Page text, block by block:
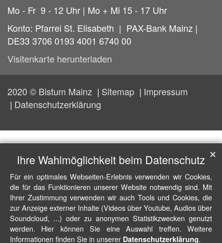
Mo - Fr 9 - 12 Uhr | Mo + Mi 15 - 17 Uhr
Konto: Pfarrei St. Elisabeth | PAX-Bank Mainz |
DE33 3706 0193 4001 6740 00
Visitenkarte herunterladen
2020 © Bistum Mainz Sitemap
Impressum
Datenschutzerklärung
Ihre Wahlmöglichkeit beim Datenschutz
Für ein optimales Webseiten-Erlebnis verwenden wir Cookies,
die für das Funktionieren unserer Website notwendig sind. Mit
Ihrer Zustimmung verwenden wir auch Tools und Cookies, die
zur Anzeige externer Inhalte (Videos über Youtube, Audios über
Soundcloud, ...) oder zu anonymen Statistikzwecken genutzt
werden. Hier können Sie eine Auswahl treffen. Weitere
Informationen finden Sie in unserer Datenschutzerklärung.
✕